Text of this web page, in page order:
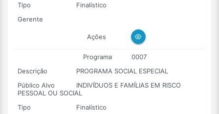
Tipo
Finalístico
Gerente
Ações
Programa
0007
Descrição
PROGRAMA SOCIAL ESPECIAL
Público Alvo
INDIVÍDUOS E FAMÍLIAS EM RISCO
PESSOAL OU SOCIAL
Tipo
Finalístico